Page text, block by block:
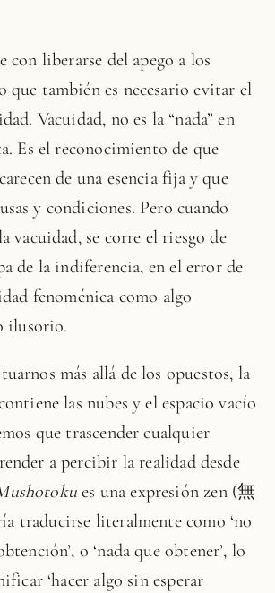
con liberarse del apego a los
que también es necesario evitar el
Vacuidad, no es la “nada” en
Es el reconocimiento de que
de una esencia fija y que
y condiciones. Pero cuando
vacuidad, se corre el riesgo de
de la indiferencia, en el error de
fenoménica como algo
ilusorio.
más allá de los opuestos, la
las nubes y el espacio vacío
que trascender cualquier
a percibir la realidad desde
es una expresión zen (無
traducirse literalmente como ‘no
o ‘nada que obtener’, lo
‘hacer algo sin esperar